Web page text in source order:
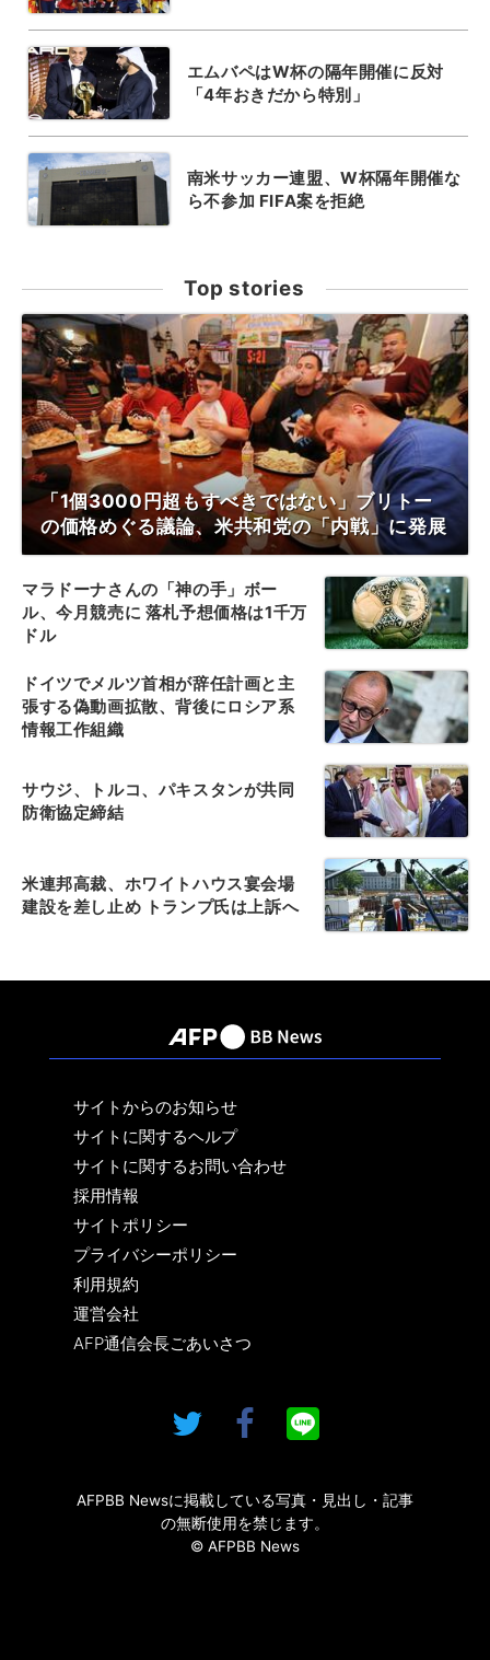
エムバペはW杯の隔年開催に反対
「4年おきだから特別」
南米サッカー連盟、W杯隔年開催な
ら不参加 FIFA案を拒絶
Top stories
「1個3000円超もすべきではない」ブリトー
の価格めぐる議論、米共和党の「内戦」に発展
マラドーナさんの「神の手」ボー
ル、今月競売に 落札予想価格は1千万
ドル
ドイツでメルツ首相が辞任計画と主
張する偽動画拡散、背後にロシア系
情報工作組織
サウジ、トルコ、パキスタンが共同
防衛協定締結
米連邦高裁、ホワイトハウス宴会場
建設を差し止め トランプ氏は上訴へ
サイトからのお知らせ
サイトに関するヘルプ
サイトに関するお問い合わせ
採用情報
サイトポリシー
プライバシーポリシー
利用規約
運営会社
AFP通信会長ごあいさつ
AFPBB Newsに掲載している写真・見出し・記事
の無断使用を禁じます。
© AFPBB News